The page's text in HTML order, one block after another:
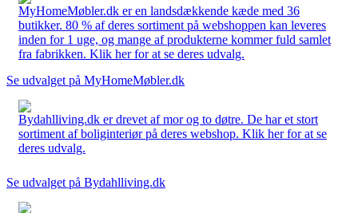
MyHomeMøbler.dk er en landsdækkende kæde med 36
butikker. 80 % af deres sortiment på webshoppen kan leveres
inden for 1 uge, og mange af produkterne kommer fuld samlet
fra fabrikken. Klik her for at se deres udvalg.
Se udvalget på MyHomeMøbler.dk
Bydahlliving.dk er drevet af mor og to døtre. De har et stort
sortiment af boliginteriør på deres webshop. Klik her for at se
deres udvalg.
Se udvalget på Bydahlliving.dk